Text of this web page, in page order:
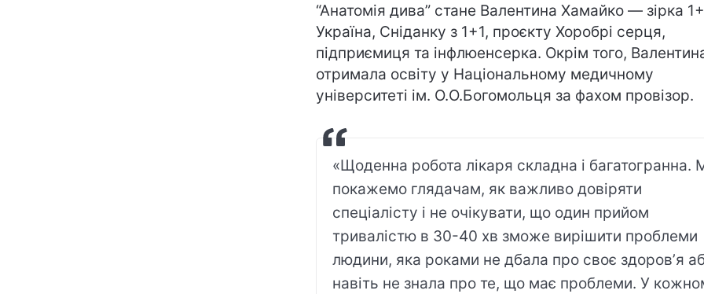
“Анатомія дива” стане Валентина Хамайко — зірка
Україна, Сніданку з 1+1, проєкту Хоробрі серця,
підприємиця та інфлюенсерка. Окрім того,
отримала освіту у Національному медичному
університеті ім. О.О.Богомольця за фахом провізор.
«Щоденна робота лікаря складна і багатогранна.
покажемо глядачам, як важливо довіряти
спеціалісту і не очікувати, що один прийом
тривалістю в 30-40 хв зможе вирішити проблеми
людини, яка роками не дбала про своє здоровʼя
навіть не знала про те, що має проблеми. У